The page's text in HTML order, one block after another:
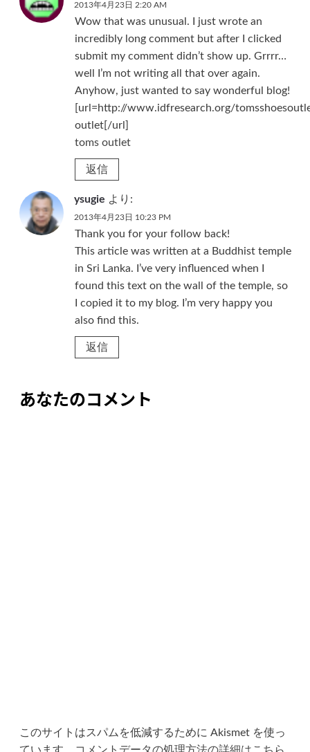
2013年4月23日 2:20 AM
Wow that was unusual. I just wrote an
incredibly long comment but after I clicked
submit my comment didn’t show up. Grrrr…
well I’m not writing all that over again.
Anyhow, just wanted to say wonderful blog!
[url=http://www.idfresearch.org/
outlet[/url]
toms outlet
返信
ysugie より:
2013年4月23日 10:23 PM
Thank you for your follow back!
This article was written at a Buddhist temple
in Sri Lanka. I’ve very influenced when I
found this text on the wall of the temple, so
I copied it to my blog. I’m very happy you
also find this.
返信
あなたのコメント
このサイトはスパムを低減するために Akismet を使っ